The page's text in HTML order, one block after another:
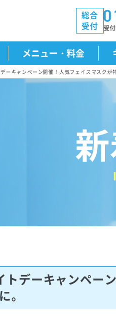
総合
受付
受
メニュー・料金
ーキャンペーン開催！人気フェイスマスクが
トデーキャンペー
。